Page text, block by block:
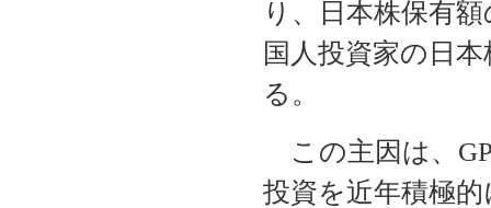
り、日本株保有
国人投資家の日
る。
この主因は、
投資を近年積極